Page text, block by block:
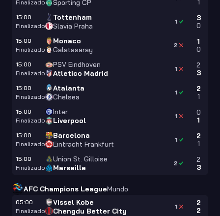
Finalizado
Sporting CP
1
15:00
Finalizado
Tottenham
Slavia Praha
3
0
1
15:00
Finalizado
Monaco
Galatasaray
1
0
2
15:00
Finalizado
PSV Eindhoven
Atletico Madrid
2
3
1
15:00
Finalizado
Atalanta
Chelsea
2
1
1
15:00
Finalizado
Inter
Liverpool
0
1
1
15:00
Finalizado
Barcelona
Eintracht Frankfurt
2
1
1
15:00
Finalizado
Union St. Gilloise
Marseille
2
3
2
AFC Champions LeagueMundo
05:00
Finalizado
Vissel Kobe
Chengdu Better City
2
2
1